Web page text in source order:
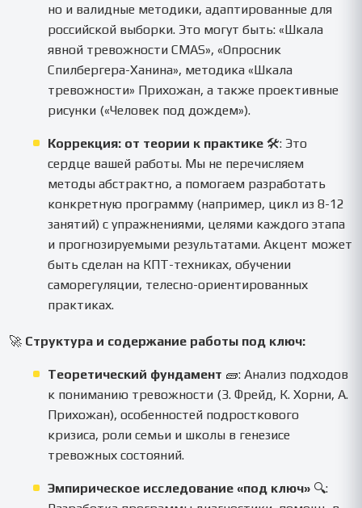
но и валидные методики, адаптированные для
российской выборки. Это могут быть: «Шкала
явной тревожности CMAS», «Опросник
Спилбергера-Ханина», методика «Шкала
тревожности» Прихожан, а также проективные
рисунки («Человек под дождем»).
Коррекция: от теории к практике 🛠️: Это
сердце вашей работы. Мы не перечисляем
методы абстрактно, а помогаем разработать
конкретную программу (например, цикл из 8-12
занятий) с упражнениями, целями каждого этапа
и прогнозируемыми результатами. Акцент может
быть сделан на КПТ-техниках, обучении
саморегуляции, телесно-ориентированных
практиках.
🚀 Структура и содержание работы под ключ:
Теоретический фундамент 🧱: Анализ подходов
к пониманию тревожности (З. Фрейд, К. Хорни, А.
Прихожан), особенностей подросткового
кризиса, роли семьи и школы в генезисе
тревожных состояний.
Эмпирическое исследование «под ключ» 🔍: